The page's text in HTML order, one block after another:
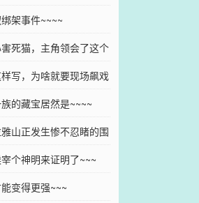
架事件~~~~
死猫，主角领会了这个
写，为啥就要现场飙戏
的藏宝居然是~~~~
山正发生惨不忍睹的围
个神明来证明了~~~
变得更强~~~